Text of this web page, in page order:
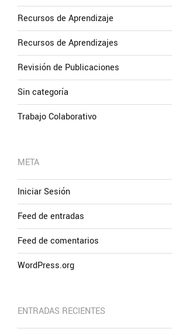
Recursos de Aprendizaje
Recursos de Aprendizajes
Revisión de Publicaciones
Sin categoría
Trabajo Colaborativo
META
Iniciar Sesión
Feed de entradas
Feed de comentarios
WordPress.org
ENTRADAS RECIENTES